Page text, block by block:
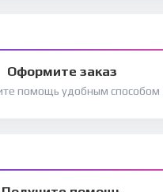
Оформите заказ
помощь удобным способом